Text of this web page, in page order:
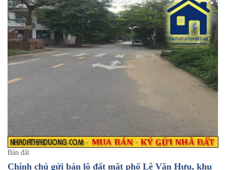
Bán đất
Chính chủ gửi bán lô đất mặt phố Lê Văn Hưu, khu